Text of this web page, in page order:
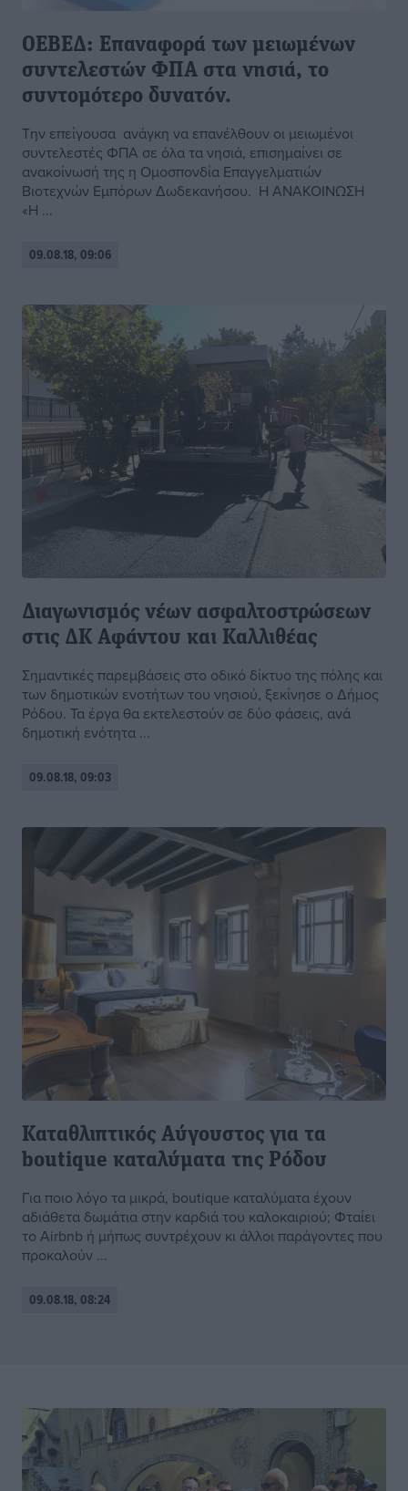
ΟΕΒΕΔ: Επαναφορά των μειωμένων
συντελεστών ΦΠΑ στα νησιά, το
συντομότερο δυνατόν.
Την επείγουσα ανάγκη να επανέλθουν οι μειωμένοι
συντελεστές ΦΠΑ σε όλα τα νησιά, επισημαίνει σε
ανακοίνωσή της η Ομοσπονδία Επαγγελματιών
Βιοτεχνών Εμπόρων Δωδεκανήσου. Η ΑΝΑΚΟΙΝΩΣΗ
«Η ...
09.08.18, 09:06
Διαγωνισμός νέων ασφαλτοστρώσεων
στις ΔΚ Αφάντου και Καλλιθέας
Σημαντικές παρεμβάσεις στο οδικό δίκτυο της πόλης και
των δημοτικών ενοτήτων του νησιού, ξεκίνησε ο Δήμος
Ρόδου. Τα έργα θα εκτελεστούν σε δύο φάσεις, ανά
δημοτική ενότητα ...
09.08.18, 09:03
Καταθλιπτικός Αύγουστος για τα
boutique καταλύματα της Pόδου
Για ποιο λόγο τα μικρά, boutique καταλύματα έχουν
αδιάθετα δωμάτια στην καρδιά του καλοκαιριού; Φταίει
το Airbnb ή μήπως συντρέχουν κι άλλοι παράγοντες που
προκαλούν ...
09.08.18, 08:24